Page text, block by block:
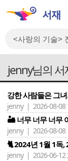
jenny님의 서
강한 사람들은 그
jenny | 2026-08-08
🏜 너무 너무 너무
jenny | 2026-08-08
🐈 2024년 1월 1독,
jenny | 2026-06-12